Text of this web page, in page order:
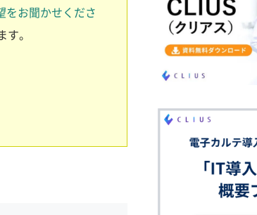
をお聞かせくださ
す。